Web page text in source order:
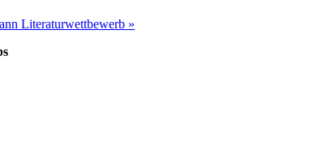
Literaturwettbewerb »